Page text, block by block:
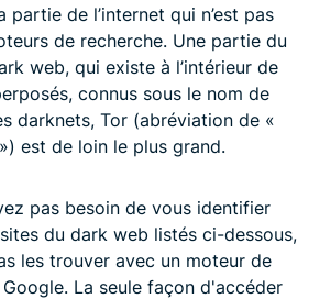
partie de l’internet qui n’est pas
de recherche. Une partie du
web, qui existe à l’intérieur de
connus sous le nom de
darknets, Tor (abréviation de «
est de loin le plus grand.
pas besoin de vous identifier
du dark web listés ci-dessous,
les trouver avec un moteur de
La seule façon d'accéder